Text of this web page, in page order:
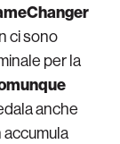
ci sono
per la
anche
accumula